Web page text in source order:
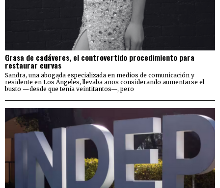
Grasa de cadáveres, el controvertido procedimiento para
restaurar curvas
Sandra, una abogada especializada en medios de comunicación y
residente en Los Ángeles, llevaba años considerando aumentarse el
busto —desde que tenía veintitantos—, pero